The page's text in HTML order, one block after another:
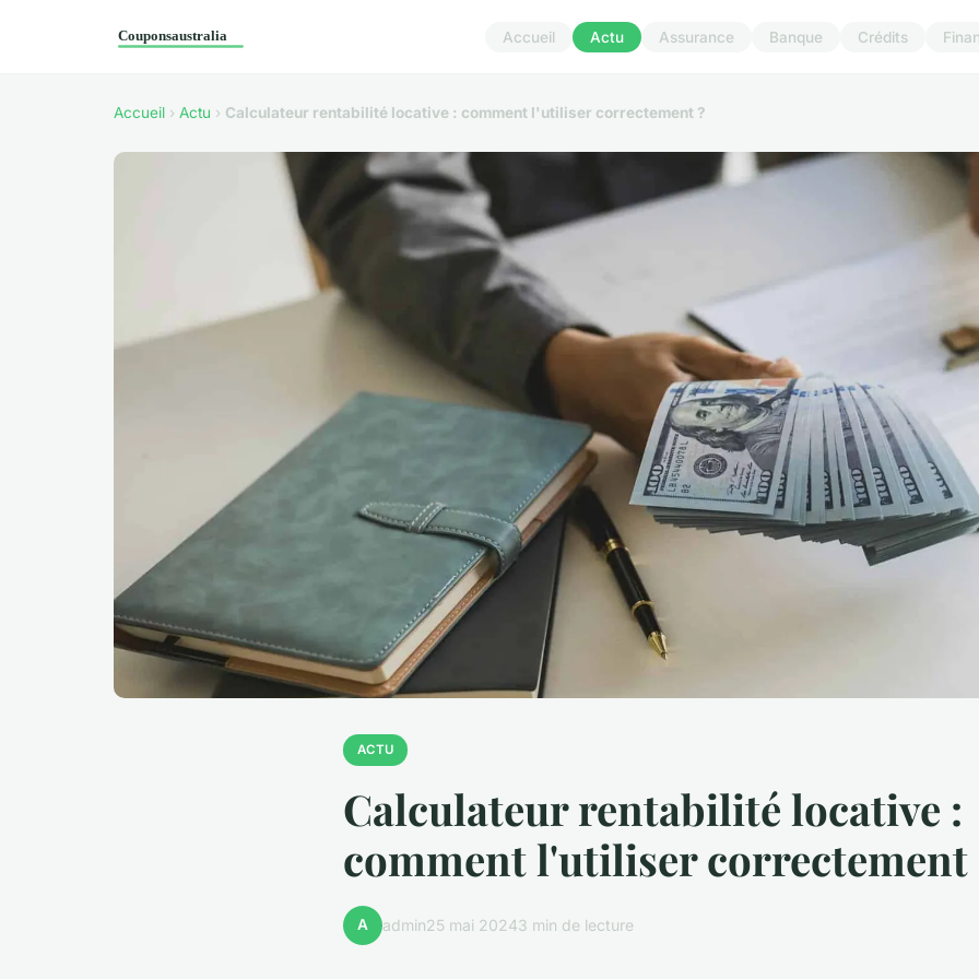
Accueil Actu Assurance Banque Crédits
Accueil › Actu › Calculateur rentabilité locative : comment l'utiliser correctement ?
ACTU
Calculateur rentabilité locative :
comment l'utiliser correctement
A admin25 mai 20243 min de lecture